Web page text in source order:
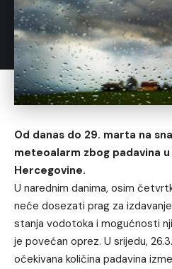
Od danas do 29. marta na
meteoalarm zbog padavina
Hercegovine.
U narednim danima, osim
neće dosezati prag za
stanja vodotoka i mogućnosti
je povećan oprez. U srijedu,
očekivana količina padavina